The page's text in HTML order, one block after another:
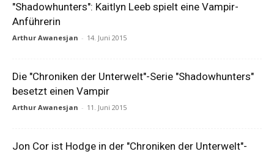
"Shadowhunters": Kaitlyn Leeb spielt eine Vampir-
Anführerin
Arthur Awanesjan - 14. Juni 2015
Die "Chroniken der Unterwelt"-Serie "Shadowhunters"
besetzt einen Vampir
Arthur Awanesjan - 11. Juni 2015
Jon Cor ist Hodge in der "Chroniken der Unterwelt"-